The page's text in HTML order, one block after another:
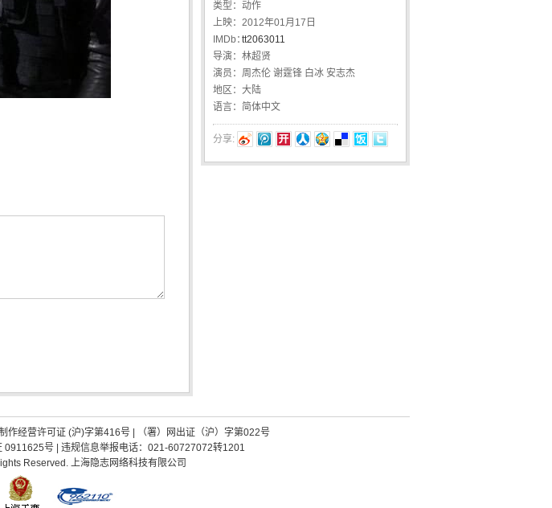
类型： 动作
上映： 2012年01月17日
IMDb：tt2063011
导演： 林超贤
演员： 周杰伦 谢霆锋 白冰 安志杰
地区： 大陆
语言： 简体中文
分享:
作经营许可证 (沪)字第416号| （署）网出证（沪）字第022号
0911625号| 违规信息举报电话：021-60727072转1201
Reserved. 上海隐志网络科技有限公司